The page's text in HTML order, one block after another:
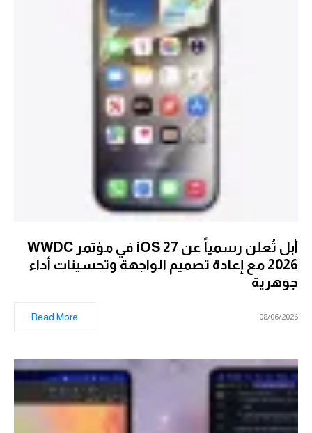
أبل تُعلن رسمياً عن iOS 27 في مؤتمر WWDC
2026 مع إعادة تصميم الواجهة وتحسينات أداء
جوهرية
08/06/2026
Read More